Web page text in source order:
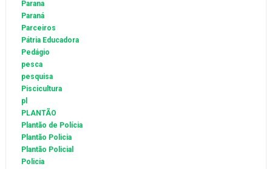
Parana
Paraná
Parceiros
Pátria Educadora
Pedágio
pesca
pesquisa
Piscicultura
pl
PLANTÃO
Plantão de Polícia
Plantão Policia
Plantão Policial
Policia